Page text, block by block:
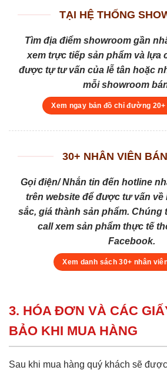
TẠI HỆ THỐNG
Tìm địa điểm showroom gần
xem trực tiếp sản phẩm và lựa
được tự tư vấn của lễ tân hoặc
mỗi showroom
Xem ngay bản đồ chỉ đường 20+
30+ NHÂN VIÊN
Gọi điện/ Nhắn tin đến hotline
trên website để được tư vấn
sắc, giá thành sản phẩm. Chúng
call xem sản phẩm thực tế
Facebook.
Xem danh sách 30+ nhân
3. HÓA ĐƠN VÀ CÁC
BẢO KHI MUA HÀNG
Sau khi mua hàng quý khách sẽ